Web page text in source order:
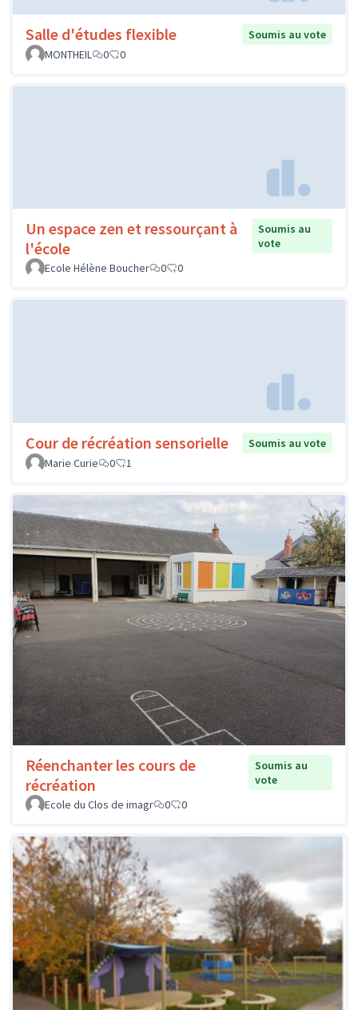
Salle d'études flexible
Soumis au vote
MONTHEIL
0 0
Un espace zen et ressourçant à
l'école
Soumis au
vote
Ecole Hélène Boucher
0 0
Cour de récréation sensorielle
Soumis au vote
Marie Curie
0 1
Réenchanter les cours de
récréation
Soumis au
vote
Ecole du Clos de imagr
0 0